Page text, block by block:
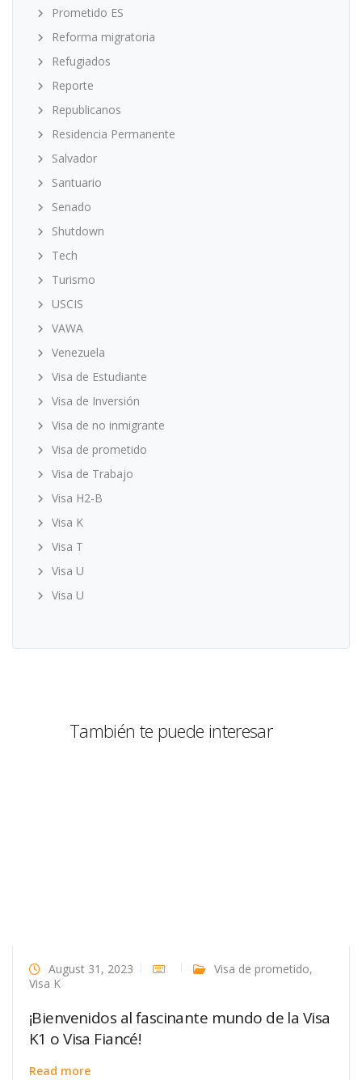
Prometido ES
Reforma migratoria
Refugiados
Reporte
Republicanos
Residencia Permanente
Salvador
Santuario
Senado
Shutdown
Tech
Turismo
USCIS
VAWA
Venezuela
Visa de Estudiante
Visa de Inversión
Visa de no inmigrante
Visa de prometido
Visa de Trabajo
Visa H2-B
Visa K
Visa T
Visa U
Visa U
También te puede interesar
August 31, 2023 Visa de prometido,
Visa K
¡Bienvenidos al fascinante mundo de la Visa
K1 o Visa Fiancé!
Read more